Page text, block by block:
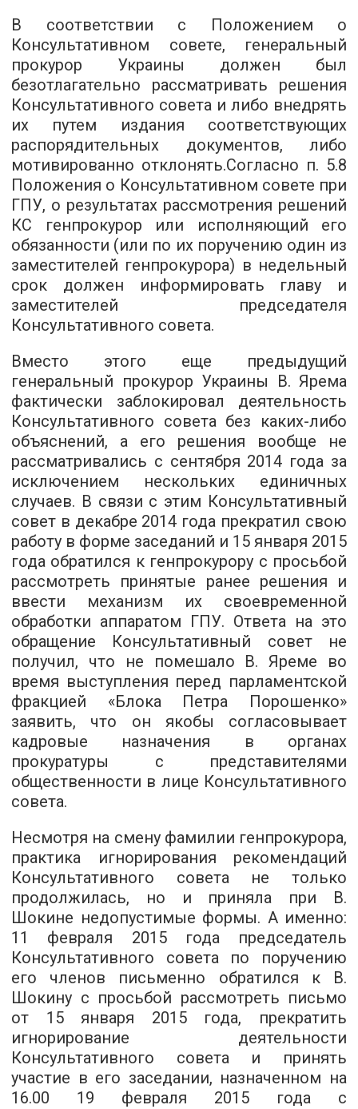
В соответствии с Положением о
Консультативном совете, генеральный
прокурор Украины должен был
безотлагательно рассматривать решения
Консультативного совета и либо внедрять
их путем издания соответствующих
распорядительных документов, либо
мотивированно отклонять.Согласно п. 5.8
Положения о Консультативном совете при
ГПУ, о результатах рассмотрения решений
КС генпрокурор или исполняющий его
обязанности (или по их поручению один из
заместителей генпрокурора) в недельный
срок должен информировать главу и
заместителей председателя
Консультативного совета.
Вместо этого еще предыдущий
генеральный прокурор Украины
В. Ярема
фактически заблокировал деятельность
Консультативного совета без каких-либо
объяснений, а его решения вообще не
рассматривались с сентября 2014 года за
исключением нескольких единичных
случаев. В связи с этим Консультативный
совет в декабре 2014 года прекратил свою
работу в форме заседаний и 15 января 2015
года обратился к генпрокурору с просьбой
рассмотреть принятые ранее решения и
ввести механизм их своевременной
обработки аппаратом ГПУ. Ответа на это
обращение Консультативный совет не
получил, что не помешало В. Яреме во
время выступления перед парламентской
фракцией «Блока Петра Порошенко»
заявить, что он якобы согласовывает
кадровые назначения в органах
прокуратуры с представителями
общественности в лице Консультативного
совета.
Несмотря на смену фамилии генпрокурора,
практика игнорирования рекомендаций
Консультативного совета не только
продолжилась, но и приняла при В.
Шокине недопустимые формы. А именно:
11 февраля 2015 года председатель
Консультативного совета по поручению
его членов письменно обратился к В.
Шокину с просьбой рассмотреть письмо
от 15 января 2015 года, прекратить
игнорирование деятельности
Консультативного совета и принять
участие в его заседании, назначенном на
16.00 19 февраля 2015 года с